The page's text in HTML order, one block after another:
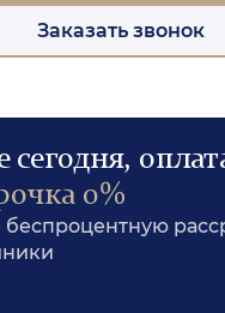
Заказать звонок
сегодня,
0%